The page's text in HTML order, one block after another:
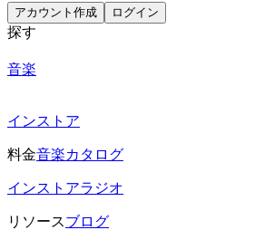
アカウント作成 ログイン
探す
音楽
インストア
料金音楽カタログ
インストアラジオ
リソースブログ